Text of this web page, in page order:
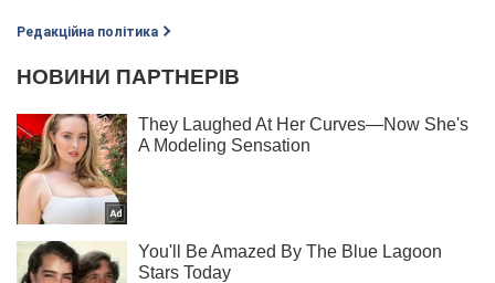
Редакційна політика